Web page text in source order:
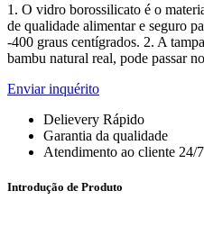
1. O vidro borossilicato é o
de qualidade alimentar e seguro
-400 graus centígrados. 2. A
bambu natural real, pode passar
Enviar inquérito
Delievery Rápido
Garantia da qualidade
Atendimento ao cliente 24/7
Introdução de Produto